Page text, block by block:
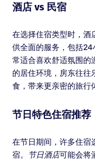
酒店 vs 民宿
在选择住宿类型时，酒
供全面的服务，包括
常适合喜欢舒适氛围的
的居住环境，房东往往
食，带来更亲密的旅行
节日特色住宿推荐
在节日期间，许多住宿
宿。
节日酒店可能会将